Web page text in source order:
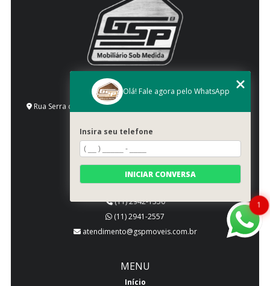
ENDEREÇO
Rua Serra de Bragança, 1492 - Vila Gomes Cardim - São Paulo
SIGA-NOS!
CONTATO
(11) 2942-1350
(11) 2941-2557
atendimento@gspmoveis.com.br
MENU
Início
1
Olá! Fale agora pelo WhatsApp
Insira seu telefone
INICIAR CONVERSA